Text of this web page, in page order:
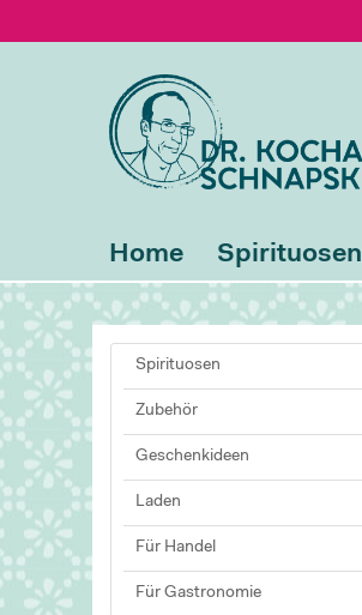
Home Spirituosen
Spirituosen
Zubehör
Geschenkideen
Laden
Für Handel
Für Gastronomie